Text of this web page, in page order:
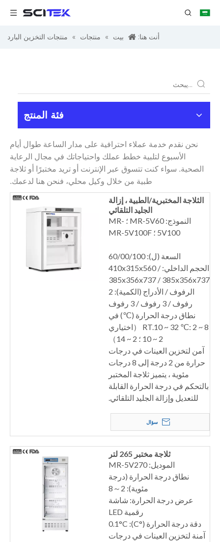
أنت هنا: بيت » منتجات » منتجات التخزين البارد
فئة المنتج
نحن نقدم خدمة عملاء احترافية على مدار الساعة طوال أيام
الأسبوع لتلبية خطط عملك واحتياجاتك في مجال الرعاية
الصحية. سواء كنت تتسوق عبر الإنترنت أو تريد مختبرًا أو ثلاجة
طبية من خلال وكيل محلي، فنحن هنا لدعمك.
الثلاجة المختبرية/الطبية ، إزالة
الجليد التلقائي
النموذج: MR-5V60 ؛ MR-
5V100 ؛ MR-5V100F
السعة (ل): 60/00/100
الحجم الداخلي: 410x315x560 /
385x356x737 / 385x356x737
الرفوف / الأدراج (الكمية): 2
رفوف / 3 رفوف / 3 رفوف
نطاق درجة الحرارة (℃) في
RT.10 ~ 32 ℃: 2 ~ 8 （اختياري
2 ~ 10 ؛ 2 ~ 14）
آمن لتخزين العينات في درجات
حرارة من 2 درجة إلى 8 درجات
مئوية ، يتميز ثلاجة المختبر
بالتحكم في درجة الحرارة القابلة
للتعديل وإزالة الجليد التلقائي.
سؤال
ثلاجة مختبر 265 لتر
الموديل: MR-5V270
نطاق درجة الحرارة (درجة
مئوية): 2～8
عرض درجة الحرارة: شاشة
رقمية LED
دقة درجة الحرارة (°C): 0.1°C
آمنة لتخزين العينات في درجات